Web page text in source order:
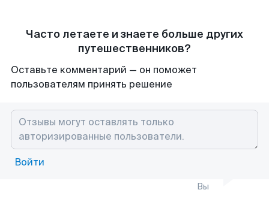
Часто летаете и знаете больше других
путешественников?
Оставьте комментарий — он поможет
пользователям принять решение
Войти
Вы